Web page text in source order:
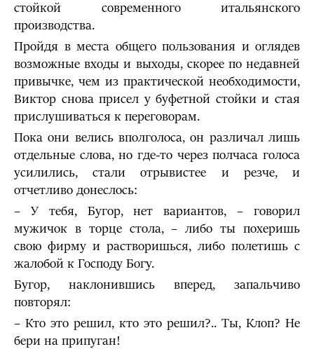
стойкой современного итальянского
производства.
Пройдя в места общего пользования и оглядев
возможные входы и выходы, скорее по недавней
привычке, чем из практической необходимости,
Виктор снова присел у буфетной стойки и стая
прислу­шиваться к переговорам.
Пока они велись вполголоса, он различал лишь
отдельные слова, но где-то через полчаса голоса
усилились, стали отрывистее и резче, и
отчетливо донеслось:
– У тебя, Бугор, нет вариантов, – говорил
мужичок в торце стола, – либо ты похеришь
свою фирму и растворишься, либо полетишь с
жалобой к Господу Богу.
Бугор, наклонившись вперед, запальчиво
повторял:
– Кто это решил, кто это решил?.. Ты, Клоп? Не
бери на припуган!